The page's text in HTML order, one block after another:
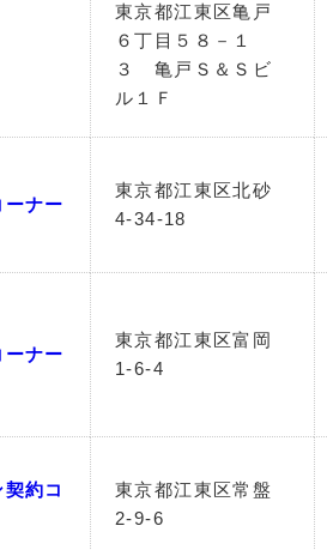
東京都江東区亀戸
６丁目５８－１
３ 亀戸Ｓ＆Ｓビ
ル１Ｆ
ナー
東京都江東区北砂
4-34-18
ナー
東京都江東区富岡
1-6-4
約コ
東京都江東区常盤
2-9-6